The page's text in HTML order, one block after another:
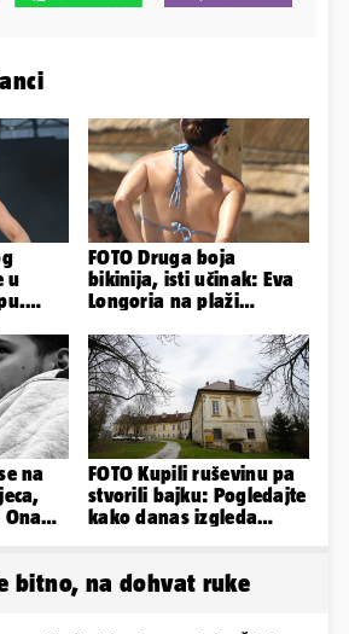
u
FOTO Druga boja
bikinija, isti učinak: Eva
Longoria na plaži
obline
na
FOTO Kupili ruševinu pa
stvorili bajku: Pogledajte
kako danas izgleda
bitno, na dohvat ruke